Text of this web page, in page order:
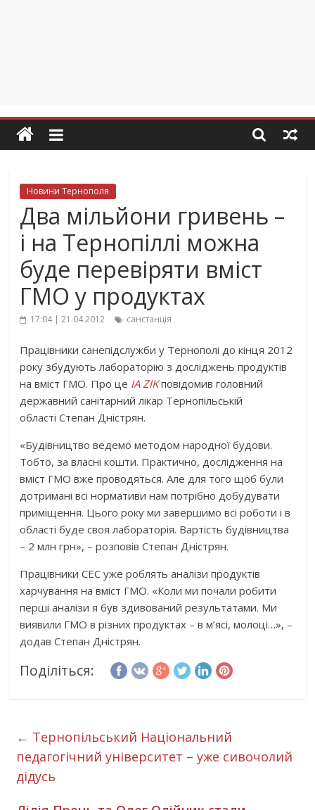
Новини Тернополя
Два мільйони гривень –
і на Тернопіллі можна
буде перевіряти вміст
ГМО у продуктах
17:04 | 21.04.2012 санстанція
Працівники санепідслужби у Тернополі до кінця 2012
року збудують лабораторію з досліджень продуктів
на вміст ГМО. Про це IA ZIK повідомив головний
державний санітарний лікар Тернопільській
області Степан Дністрян.
«Будівництво ведемо методом народної будови.
Тобто, за власні кошти. Практично, дослідження на
вміст ГМО вже проводяться. Але для того щоб були
дотримані всі нормативи нам потрібно добудувати
приміщення. Цього року ми завершимо всі роботи і в
області буде своя лабораторія. Вартість будівництва
– 2 млн грн», – розповів Степан Дністрян.
Працівники СЕС уже роблять аналізи продуктів
харчування на вміст ГМО. «Коли ми почали робити
перші аналізи я був здивований результатами. Ми
виявили ГМО в різних продуктах – в м’ясі, молоці…», –
додав Степан Дністрян.
Поділіться:
← Тернопільський Національний
педагогічний університет – уже сивочолий
дідусь